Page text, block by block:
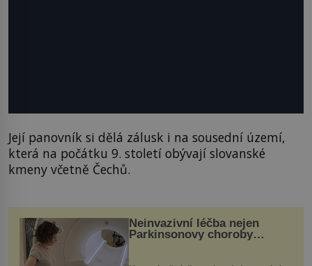
Její panovník si dělá zálusk i na sousední území,
která na počátku 9. století obývají slovanské
kmeny včetně Čechů.
Neinvazivní léčba nejen
Parkinsonovy choroby